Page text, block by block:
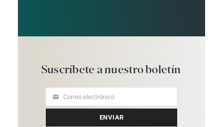
Suscríbete a nuestroboletín
Your
Correo electrónico
ENVIAR